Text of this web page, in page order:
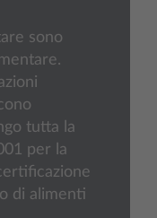
sono
tutta la
per la
di alimenti